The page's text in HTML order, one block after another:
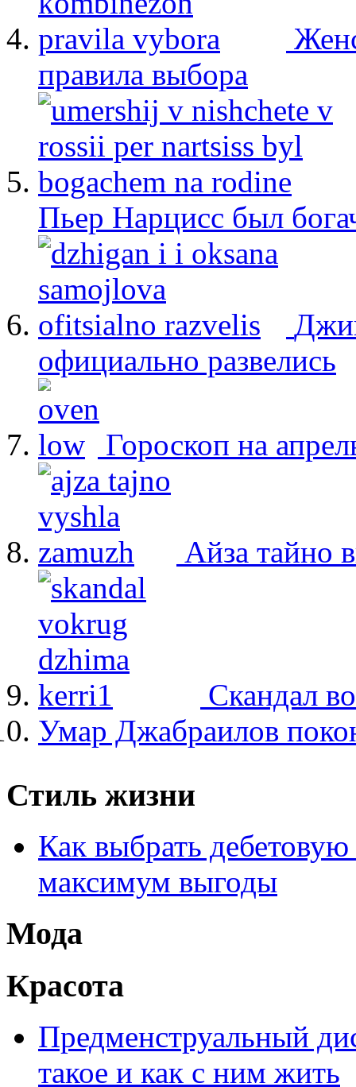
правила выбора
Пьер Нарцисс был
официально развелись
Гороскоп на
Айза тайно
Скандал
Умар Джабраилов
Стиль жизни
Как выбрать дебетовую
максимум выгоды
Мода
Красота
Предменструальный
такое и как с ним жить